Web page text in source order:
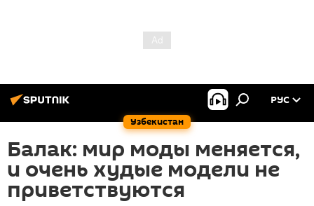
Узбекистан
РУС
Балак: мир моды меняется,
и очень худые модели не
приветствуются